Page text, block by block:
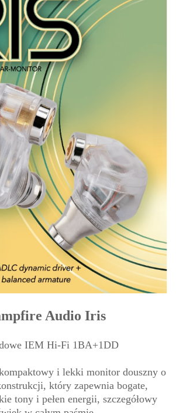
Audio Iris
IEM Hi-Fi 1BA+1DD
i lekki monitor douszny o
który zapewnia bogate,
tony i pełen energii, szczegółowy